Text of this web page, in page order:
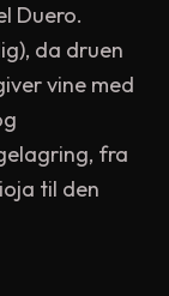
Duero.
da druen
vine med
fra
til den